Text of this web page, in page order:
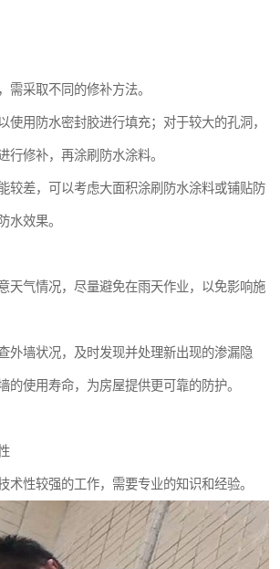
需采取不同的修补方法。
使用防水密封胶进行填充；对于较大的孔洞，
行修补，再涂刷防水涂料。
较差，可以考虑大面积涂刷防水涂料或铺贴防
水效果。
天气情况，尽量避免在雨天作业，以免影响施
外墙状况，及时发现并处理新出现的渗漏隐
的使用寿命，为房屋提供更可靠的防护。
术性较强的工作，需要专业的知识和经验。